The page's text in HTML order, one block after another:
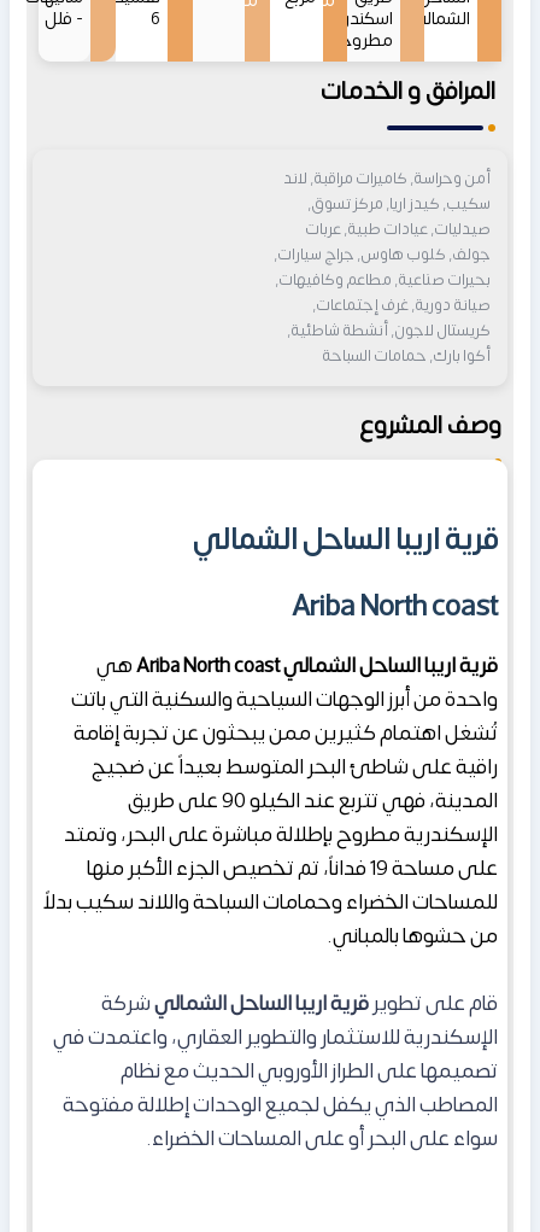
الشمالي اسكندرية
مطروح
6 - فلل
المرافق و الخدمات
أمن وحراسة, كاميرات مراقبة, لاند
سكيب, كيدز اريا, مركز تسوق,
صيدليات, عيادات طبية, عربات
جولف, كلوب هاوس, جراج سيارات,
بحيرات صناعية, مطاعم وكافيهات,
صيانة دورية, غرف إجتماعات,
كريستال لاجون, أنشطة شاطئية,
أكوا بارك, حمامات السباحة
وصف المشروع
قرية اريبا الساحل الشمالي
Ariba North coast
قرية اريبا الساحل الشمالي Ariba North coast
هي
واحدة من أبرز الوجهات السياحية والسكنية التي باتت
تُشغل اهتمام كثيرين ممن يبحثون عن تجربة إقامة
راقية على شاطئ البحر المتوسط بعيداً عن ضجيج
المدينة، فهي تتربع عند الكيلو 90 على طريق
الإسكندرية مطروح بإطلالة مباشرة على البحر، وتمتد
على مساحة 19 فداناً، تم تخصيص الجزء الأكبر منها
للمساحات الخضراء وحمامات السباحة واللاند سكيب بدلاً
من حشوها بالمباني.
قام على تطويرقرية اريبا الساحل الشماليشركة
الإسكندرية للاستثمار والتطوير العقاري، واعتمدت في
تصميمها على الطراز الأوروبي الحديث مع نظام
المصاطب الذي يكفل لجميع الوحدات إطلالة مفتوحة
سواء على البحر أو على المساحات الخضراء.